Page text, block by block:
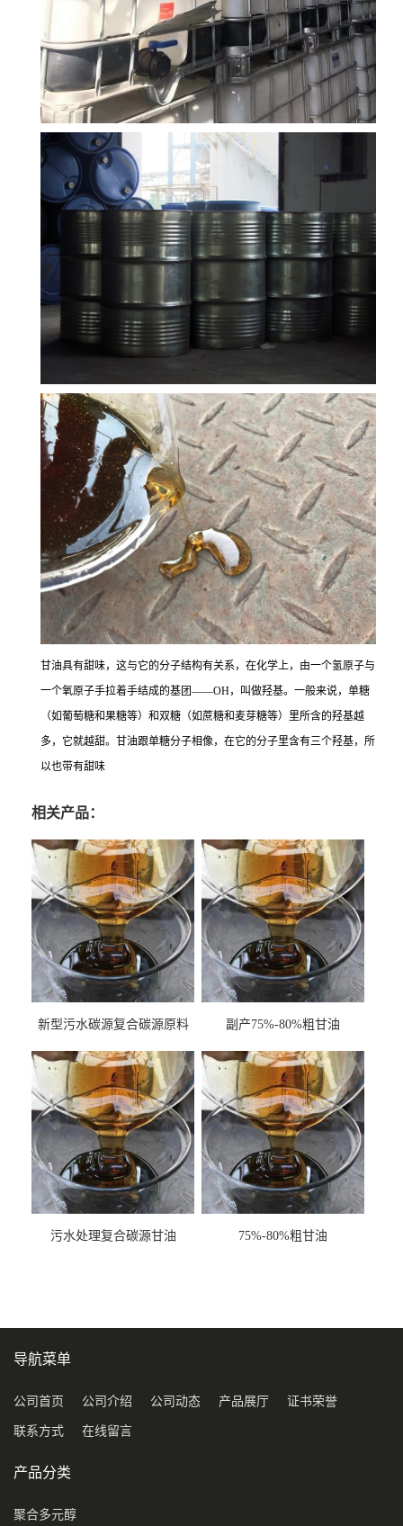
甘油具有甜味，这与它的分子结构有关系，在化学上，由一个氢原子与
一个氧原子手拉着手结成的基团——OH，叫做羟基。一般来说，单糖
（如葡萄糖和果糖等）和双糖（如蔗糖和麦芽糖等）里所含的羟基越
多，它就越甜。甘油跟单糖分子相像，在它的分子里含有三个羟基，所
以也带有甜味
相关产品：
新型污水碳源复合碳源原料
副产75%-80%粗甘油
污水处理复合碳源甘油
75%-80%粗甘油
导航菜单
公司首页 公司介绍 公司动态 产品展厅 证书荣誉
联系方式 在线留言
产品分类
聚合多元醇